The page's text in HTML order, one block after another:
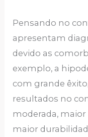
Pensando no
apresentam
devido as
exemplo, a
com grande
resultados no
moderada,
maior